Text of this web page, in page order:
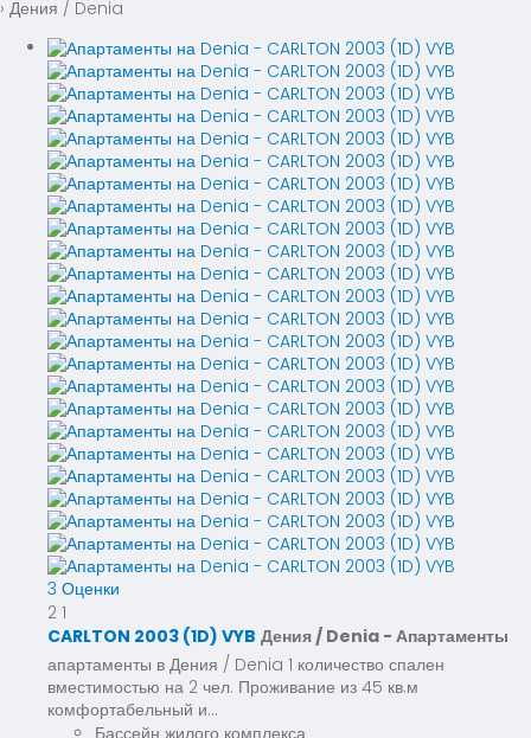
› Дения / Denia
3 Оценки
2 1
CARLTON 2003 (1D) VYB Дения / Denia - Апартаменты
апартаменты в Дения / Denia 1 количество спален
вместимостью на 2 чел. Проживание из 45 кв.м
комфортабельный и...
Бассейн жилого комплекса